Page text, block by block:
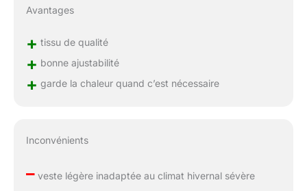
Avantages
+ tissu de qualité
+ bonne ajustabilité
+ garde la chaleur quand c’est nécessaire
Inconvénients
–veste légère inadaptée au climat hivernal sévère